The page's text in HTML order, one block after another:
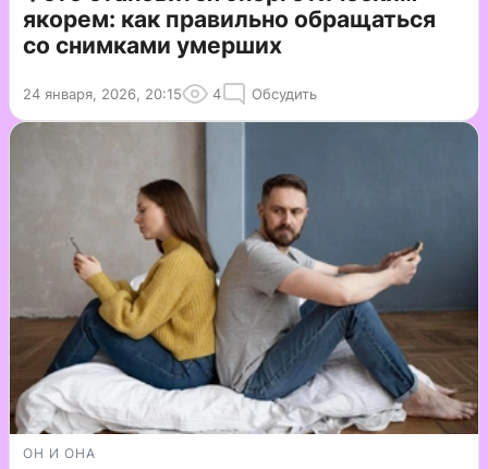
якорем: как правильно обращаться
со снимками умерших
24 января, 2026, 20:15 4 Обсудить
ОН И ОНА